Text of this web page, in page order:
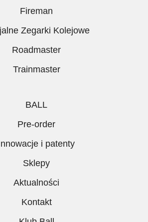
Fireman
Zegarki Kolejowe
Roadmaster
Trainmaster
BALL
Pre-order
i patenty
Sklepy
Aktualności
Kontakt